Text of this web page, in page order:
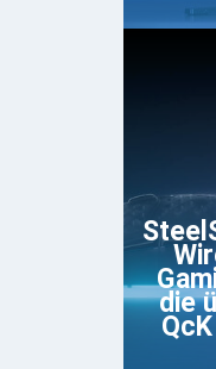
die